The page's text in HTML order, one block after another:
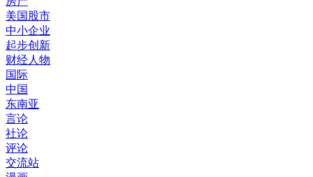
美国股市
中小企业
起步创新
财经人物
国际
中国
东南亚
言论
社论
评论
交流站